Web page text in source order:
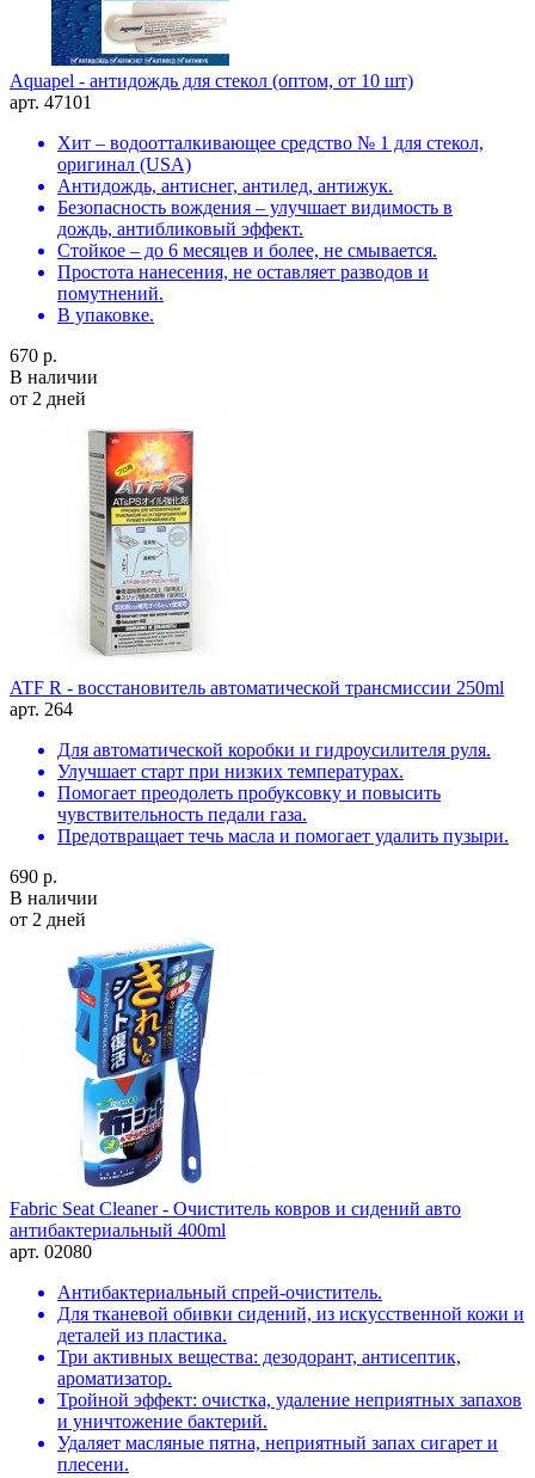
Aquapel - антидождь для стекол (оптом, от 10 шт)
арт. 47101
Хит – водоотталкивающее средство № 1 для стекол,
оригинал (USA)
Антидождь, антиснег, антилед, антижук.
Безопасность вождения – улучшает видимость в
дождь, антибликовый эффект.
Стойкое – до 6 месяцев и более, не смывается.
Простота нанесения, не оставляет разводов и
помутнений.
В упаковке.
670 р.
В наличии
от 2 дней
ATF R - восстановитель автоматической трансмиссии 250ml
арт. 264
Для автоматической коробки и гидроусилителя руля.
Улучшает старт при низких температурах.
Помогает преодолеть пробуксовку и повысить
чувствительность педали газа.
Предотвращает течь масла и помогает удалить пузыри.
690 р.
В наличии
от 2 дней
Fabric Seat Cleaner - Очиститель ковров и сидений авто
антибактериальный 400ml
арт. 02080
Антибактериальный спрей-очиститель.
Для тканевой обивки сидений, из искусственной кожи и
деталей из пластика.
Три активных вещества: дезодорант, антисептик,
ароматизатор.
Тройной эффект: очистка, удаление неприятных запахов
и уничтожение бактерий.
Удаляет масляные пятна, неприятный запах сигарет и
плесени.